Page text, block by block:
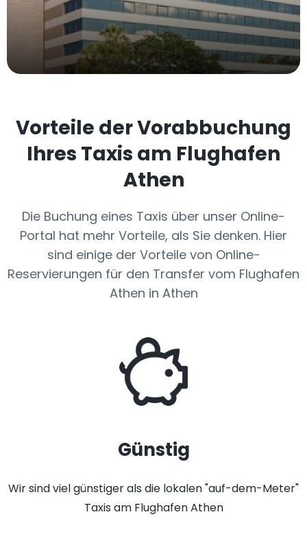
Vorteile der Vorabbuchung
Ihres Taxis am Flughafen
Athen
Die Buchung eines Taxis über unser Online-
Portal hat mehr Vorteile, als Sie denken. Hier
sind einige der Vorteile von Online-
Reservierungen für den Transfer vom Flughafen
Athen in Athen
Günstig
Wir sind viel günstiger als die lokalen "auf-dem-Meter"
Taxis am Flughafen Athen